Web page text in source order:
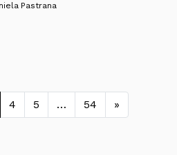
Pastrana
de entradas
4 5 … 54 »